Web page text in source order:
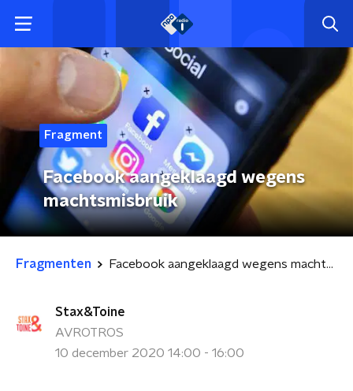
Fragment
Facebook aangeklaagd wegens
machtsmisbruik
Fragmenten Facebook aangeklaagd wegens machtsmisbruik
Stax&Toine
AVROTROS
10 december 2020 14:00 - 16:00